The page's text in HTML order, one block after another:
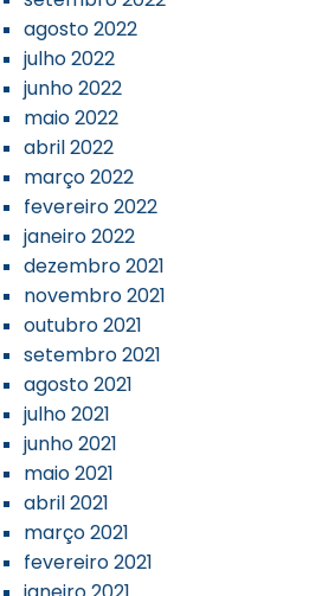
agosto 2022
julho 2022
junho 2022
maio 2022
abril 2022
março 2022
fevereiro 2022
janeiro 2022
dezembro 2021
novembro 2021
outubro 2021
setembro 2021
agosto 2021
julho 2021
junho 2021
maio 2021
abril 2021
março 2021
fevereiro 2021